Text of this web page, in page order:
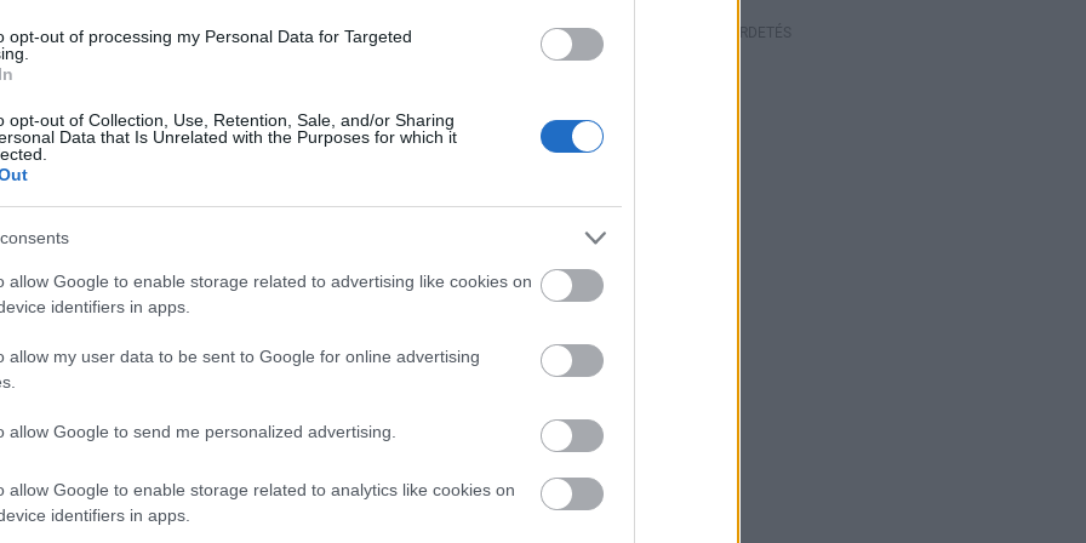
opt-out of processing my Personal Data for Targeted
opt-out of Collection, Use, Retention, Sale, and/or Sharing
Data that Is Unrelated with the Purposes for which it
allow Google to enable storage related to advertising like cookies on
identifiers in apps.
allow my user data to be sent to Google for online advertising
allow Google to send me personalized advertising.
allow Google to enable storage related to analytics like cookies on
identifiers in apps.
47 százaléknál talált problémát, és ezeket
kiemelte, elsősorban
gyakorlati érvényesülése érdekében.
Főváros Kormányhivatal fogyasztóvédelmi
karácsonyi vásárokban a Bazilikánál, a Városháza
nél minden rendben volt, 26 esetben a helyszínen
indítottak a vállalkozással szemben.
a nagyobb bevásárlóközpontokat,
végez. Eddig itt 46 ellenőrzést végeztek, 1,2
próbavásárló
HIRDETÉS